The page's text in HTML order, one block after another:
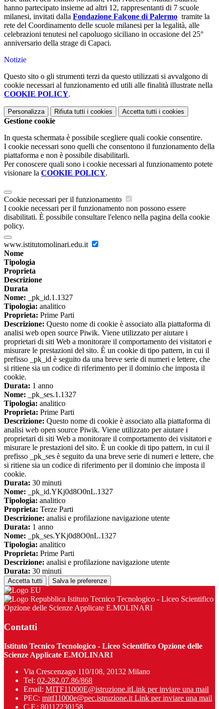
hanno partecipato insieme ad altri 12, rappresentanti di 7 scuole
milanesi, invitati dalla Fondazione Falcone di Palermo tramite la
rete del Coordinamento delle scuole milanesi per la legalità, alle
celebrazioni tenutesi nel capoluogo siciliano in occasione del 25°
anniversario della strage di Capaci.
Notizie
Questo sito o gli strumenti terzi da questo utilizzati si avvalgono di
cookie necessari al funzionamento ed utili alle finalità illustrate nella
COOKIE POLICY.
Personalizza Rifiuta tutti i cookies Accetta tutti i cookies
Gestione cookie
In questa schermata è possibile scegliere quali cookie consentire.
I cookie necessari sono quelli che consentono il funzionamento della
piattaforma e non è possibile disabilitarli.
Per conoscere quali sono i cookie necessari al funzionamento potete
visionare la COOKIE POLICY.
Cookie necessari per il funzionamento
I cookie necessari per il funzionamento non possono essere
disabilitati. È possibile consultare l'elenco nella pagina della cookie
policy.
www.istitutomolinari.edu.it
Nome
Tipologia
Proprieta
Descrizione
Durata
Nome: _pk_id.1.1327
Tipologia: analitico
Proprieta: Prime Parti
Descrizione: Questo nome di cookie è associato alla piattaforma di
analisi web open source Piwik. Viene utilizzato per aiutare i
proprietari di siti Web a monitorare il comportamento dei visitatori e
misurare le prestazioni del sito. È un cookie di tipo pattern, in cui il
prefisso _pk_id è seguito da una breve serie di numeri e lettere, che
si ritiene sia un codice di riferimento per il dominio che imposta il
cookie.
Durata: 1 anno
Nome: _pk_ses.1.1327
Tipologia: analitico
Proprieta: Prime Parti
Descrizione: Questo nome di cookie è associato alla piattaforma di
analisi web open source Piwik. Viene utilizzato per aiutare i
proprietari di siti Web a monitorare il comportamento dei visitatori e
misurare le prestazioni del sito. È un cookie di tipo pattern, in cui il
prefisso _pk_ses è seguito da una breve serie di numeri e lettere, che
si ritiene sia un codice di riferimento per il dominio che imposta il
cookie.
Durata: 30 minuti
Nome: _pk_id.YKj0d8O0nL.1327
Tipologia: analitico
Proprieta: Terze Parti
Descrizione: analisi e profilazione navigazione utente
Durata: 1 anno
Nome: _pk_ses.YKj0d8O0nL.1327
Tipologia: analitico
Proprieta: Prime Parti
Descrizione: analisi e profilazione navigazione utente
Durata: 30 minuti
Accetta tutti Salva le preferenze
Istituto Tecnico Tecnologico - Liceo Scientifico
Opzione delle Scienze Applicate E.MOLINARI
Contatti
Istituto Tecnico Tecnologico - Liceo Scientifico Opzione delle
Scienze Applicate E.MOLINARI
Via Crescenzago 110/108, 20132 Milano
Tel: 02-282.07.86/868
Email: MITF11000E@istruzione.itLink per inviare una mail
PEC: mitf11000e@pec.istruzione.it Link per inviare una mail
C.F.: 80112230158